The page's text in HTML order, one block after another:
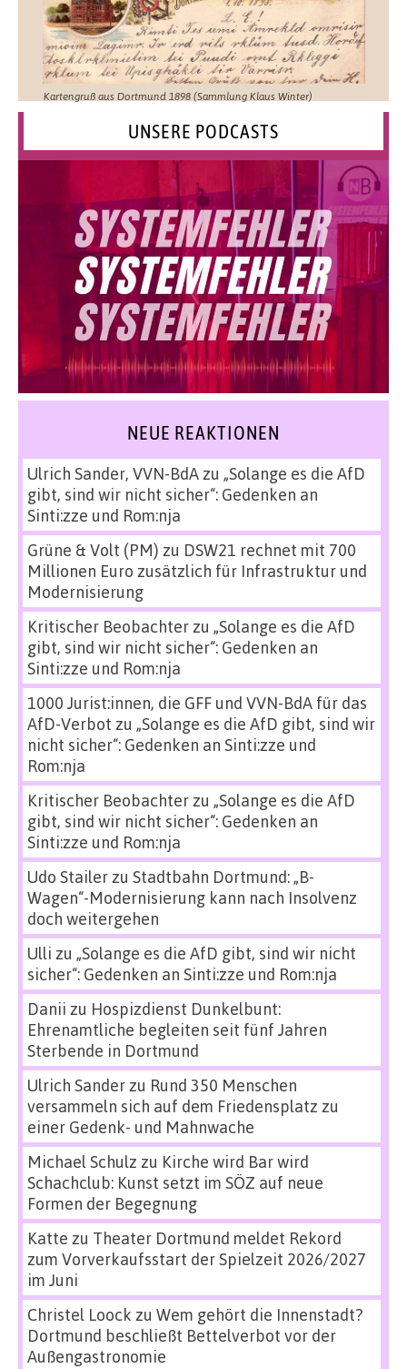
Kartengruß aus Dortmund 1898 (Sammlung Klaus Winter)
UNSERE PODCASTS
NEUE REAKTIONEN
Ulrich Sander, VVN-BdAzu „Solange es die AfD
gibt, sind wir nicht sicher“: Gedenken an
Sinti:zze und Rom:nja
Grüne & Volt (PM) zu DSW21 rechnet mit 700
Millionen Euro zusätzlich für Infrastruktur und
Modernisierung
Kritischer Beobachterzu „Solange es die AfD
gibt, sind wir nicht sicher“: Gedenken an
Sinti:zze und Rom:nja
1000 Jurist:innen, die GFF und VVN-BdA für das
AfD-Verbot zu „Solange es die AfD gibt, sind wir
nicht sicher“: Gedenken an Sinti:zze und
Rom:nja
Kritischer Beobachterzu „Solange es die AfD
gibt, sind wir nicht sicher“: Gedenken an
Sinti:zze und Rom:nja
Udo Stailerzu Stadtbahn Dortmund: „B-
Wagen“-Modernisierung kann nach Insolvenz
doch weitergehen
Ulli zu „Solange es die AfD gibt, sind wir nicht
sicher“: Gedenken an Sinti:zze und Rom:nja
Danii zu Hospizdienst Dunkelbunt:
Ehrenamtliche begleiten seit fünf Jahren
Sterbende in Dortmund
Ulrich Sanderzu Rund 350 Menschen
versammeln sich auf dem Friedensplatz zu
einer Gedenk- und Mahnwache
Michael Schulz zu Kirche wird Bar wird
Schachclub: Kunst setzt im SÖZ auf neue
Formen der Begegnung
Katte zu Theater Dortmund meldet Rekord
zum Vorverkaufsstart der Spielzeit 2026/2027
im Juni
Christel Loock zu Wem gehört die Innenstadt?
Dortmund beschließt Bettelverbot vor der
Außengastronomie